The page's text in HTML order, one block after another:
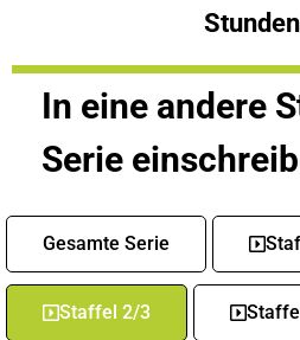
In eine andere
Serie
Gesamte Serie
Staffel 2/3